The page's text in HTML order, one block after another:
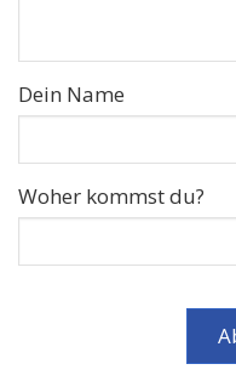
Dein Name
Woher kommst du?